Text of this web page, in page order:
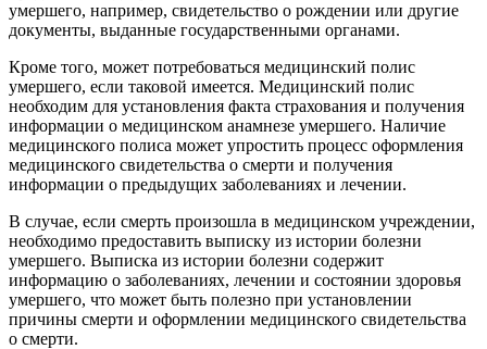
умершего, например, свидетельство о рождении или другие
документы, выданные государственными органами.
Кроме того, может потребоваться медицинский полис
умершего, если таковой имеется. Медицинский полис
необходим для установления факта страхования и получения
информации о медицинском анамнезе умершего. Наличие
медицинского полиса может упростить процесс оформления
медицинского свидетельства о смерти и получения
информации о предыдущих заболеваниях и лечении.
В случае, если смерть произошла в медицинском учреждении,
необходимо предоставить выписку из истории болезни
умершего. Выписка из истории болезни содержит
информацию о заболеваниях, лечении и состоянии здоровья
умершего, что может быть полезно при установлении
причины смерти и оформлении медицинского свидетельства
о смерти.